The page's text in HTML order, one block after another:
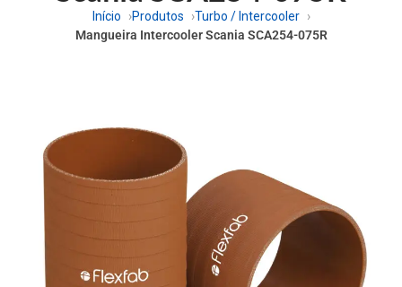
Início Produtos
Turbo / Intercooler
Mangueira Intercooler Scania SCA254-075R